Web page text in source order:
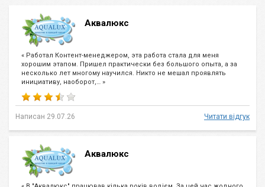
Аквалюкс
« Работал Контент-менеджером, эта работа стала для меня
хорошим этапом. Пришел практически без большого опыта, а за
несколько лет многому научился. Никто не мешал проявлять
инициативу, наоборот,… »
Написан 29.07.26 Читати відгук
Аквалюкс